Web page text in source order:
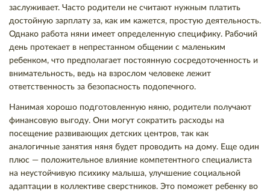
заслуживает. Часто родители не считают нужным платить
достойную зарплату за, как им кажется, простую деятельность.
Однако работа няни имеет определенную специфику. Рабочий
день протекает в непрестанном общении с маленьким
ребенком, что предполагает постоянную сосредоточенность и
внимательность, ведь на взрослом человеке лежит
ответственность за безопасность подопечного.
Нанимая хорошо подготовленную няню, родители получают
финансовую выгоду. Они могут сократить расходы на
посещение развивающих детских центров, так как
аналогичные занятия няня будет проводить на дому. Еще один
плюс — положительное влияние компетентного специалиста
на неустойчивую психику малыша, улучшение социальной
адаптации в коллективе сверстников. Это поможет ребенку во